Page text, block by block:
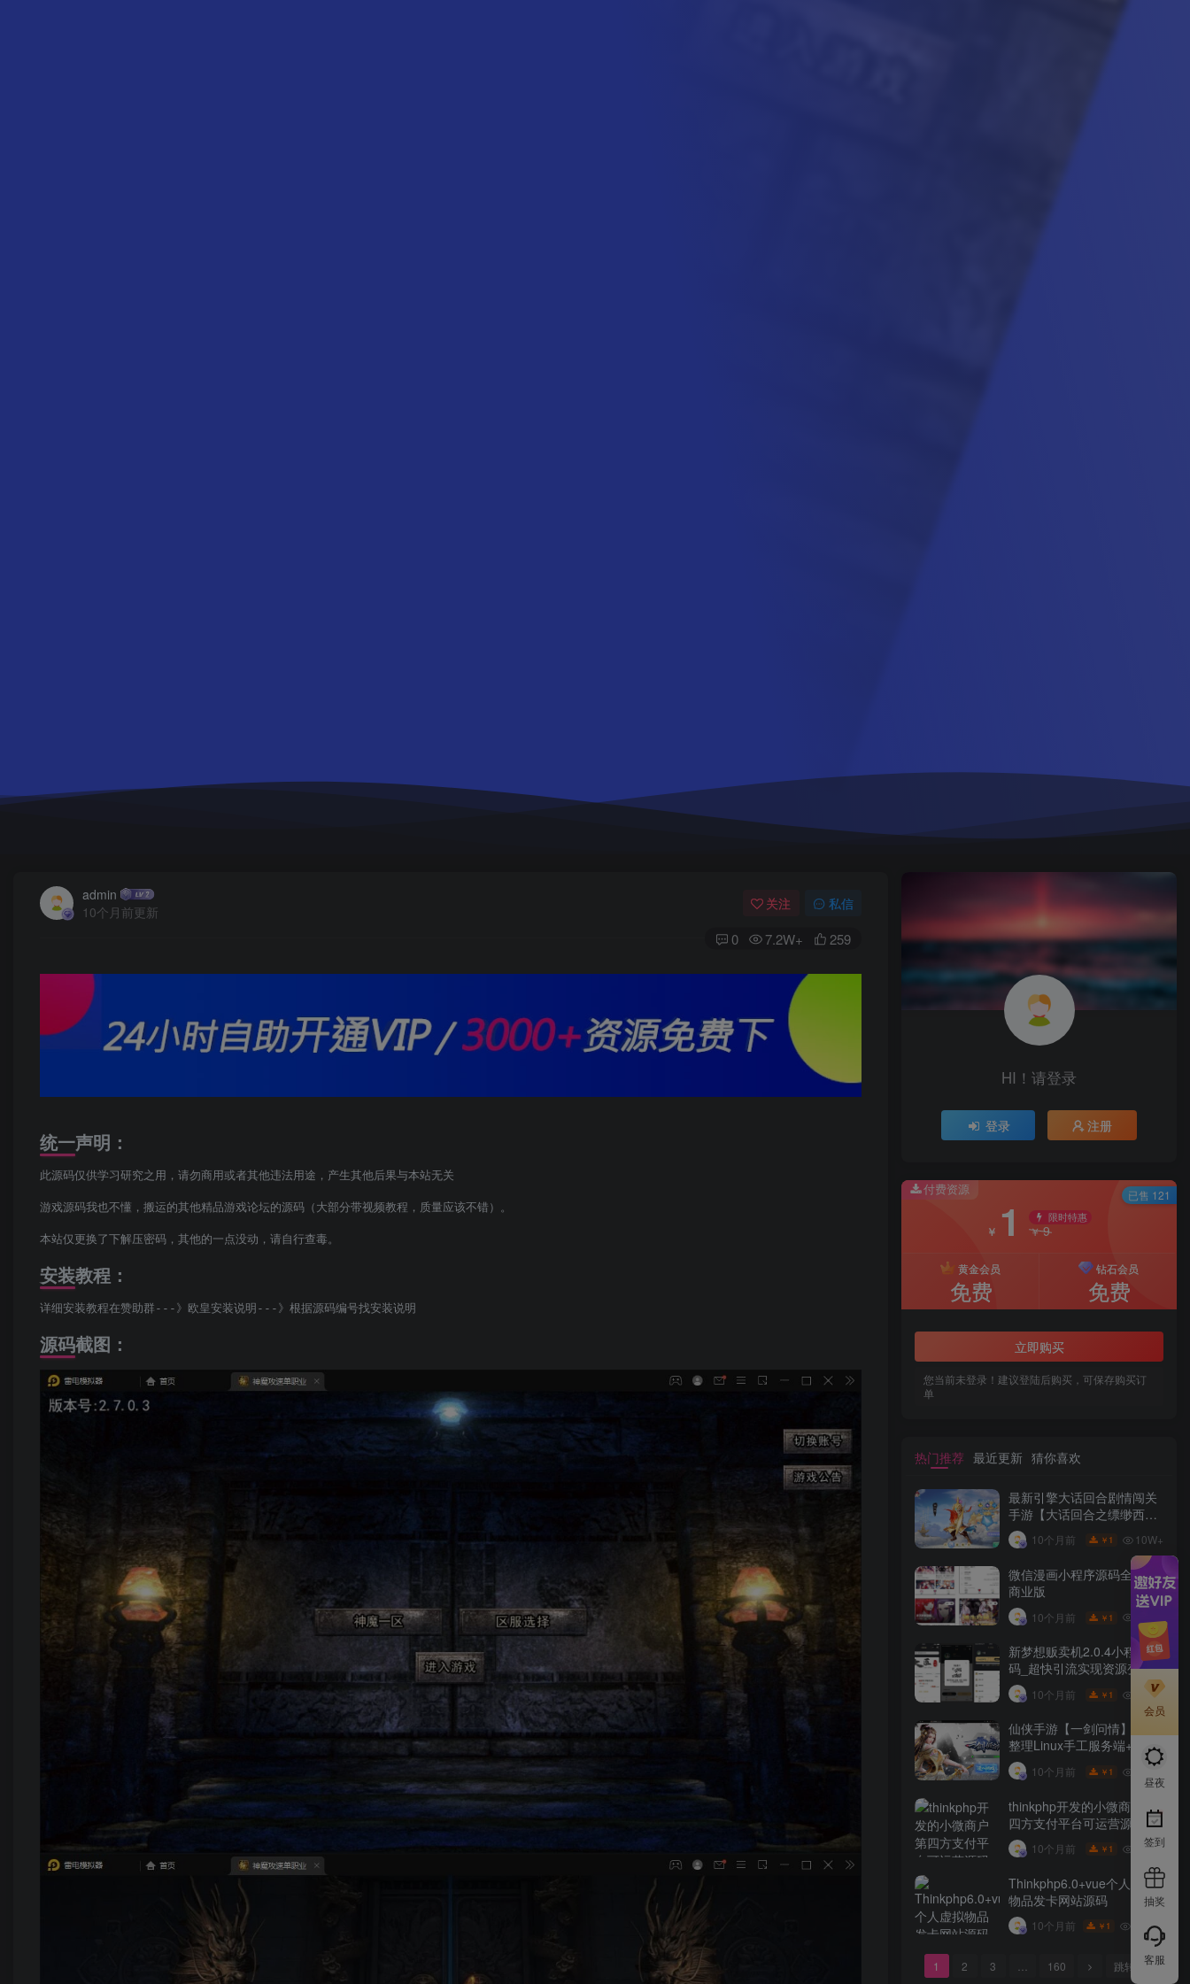
admin
10个月前更新
关注 私信
0 7.2W+ 259
统一声明：
此源码仅供学习研究之用，请勿商用或者其他违法用途，产生其他后果与本站无关
游戏源码我也不懂，搬运的其他精品游戏论坛的源码（大部分带视频教程，质量应该不错）。
本站仅更换了下解压密码，其他的一点没动，请自行查毒。
安装教程：
详细安装教程在赞助群---》欧皇安装说明---》根据源码编号找安装说明
源码截图：
HI！请登录
登录 注册
付费资源
￥ 1 限时特惠
￥9
黄金会员
免费
钻石会员
免费
立即购买
您当前未登录！建议登陆后购买，可保存购买订
单
已售 121
热门推荐 最近更新 猜你喜欢
最新引擎大话回合剧情闯关
手游【大话回合之缥缈西游
内丹版小熊修复版第二季】
GM总运营管理后台安卓苹
10个月前 ￥ 1 10W+
微信漫画小程序源码全开源
商业版
10个月前 ￥ 1
新梦想贩卖机2.0.4小程序源
码_超快引流实现资源变现
10个月前 ￥ 1 10W+
仙侠手游【一剑问情】最新
整理Linux手工服务端+GM
后台+本地注册验证+双端
10个月前 ￥ 1 10W+
thinkphp开发的小微商户第
四方支付平台可运营源码
10个月前 ￥ 1 10W+
Thinkphp6.0+vue个人虚拟
物品发卡网站源码
10个月前 ￥ 1 9.9W+
1 2 3 160 跳转
会员
昼夜
签到
抽奖
客服